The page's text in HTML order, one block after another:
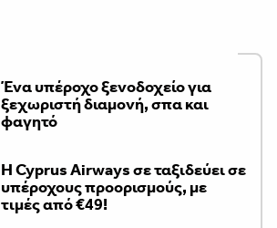
Ένα υπέροχο ξενοδοχείο για
ξεχωριστή διαμονή, σπα και
φαγητό
H Cyprus Airways σε ταξιδεύει σε
υπέροχους προορισμούς, με
τιμές από €49!